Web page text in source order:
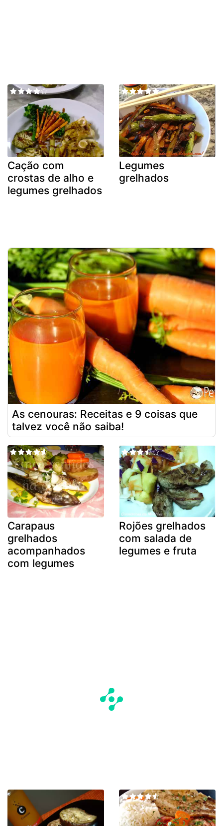
Cação com
crostas de alho e
legumes grelhados
Legumes
grelhados
As cenouras: Receitas e 9 coisas que
talvez você não saiba!
Carapaus
grelhados
acompanhados
com legumes
Rojões grelhados
com salada de
legumes e fruta